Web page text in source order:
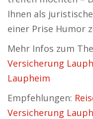
Ihnen als
einer Prise Humor
Mehr Infos zum
Versicherung
Laupheim
Empfehlungen:
Versicherung